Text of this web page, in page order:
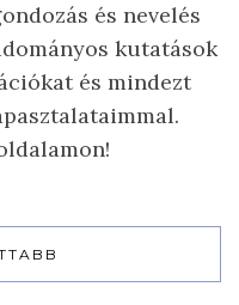
és nevelés
kutatások
és mindezt